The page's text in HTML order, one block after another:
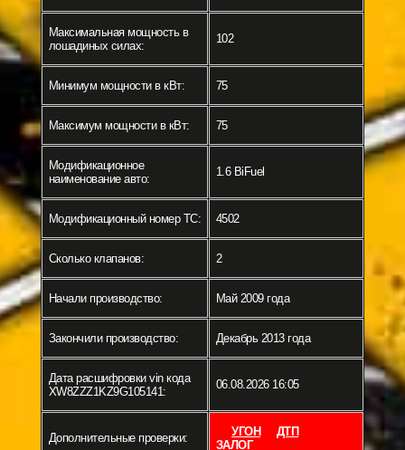
Максимальная мощность в
лошадиных силах:
102
Минимум мощности в кВт: 75
Максимум мощности в кВт: 75
Модификационное
наименование авто:
1.6 BiFuel
Модификационный номер ТС: 4502
Сколько клапанов: 2
Начали производство: Май 2009 года
Закончили производство: Декабрь 2013 года
Дата расшифровки vin кода
XW8ZZZ1KZ9G105141:
06.08.2026 16:05
Дополнительные проверки: УГОН
ДТП
ЗАЛОГ